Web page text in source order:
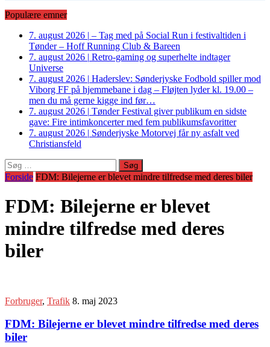
Populære emner
7. august 2026 | – Tag med på Social Run i festivaltiden i
Tønder – Hoff Running Club & Bareen
7. august 2026 | Retro-gaming og superhelte indtager
Universe
7. august 2026 | Haderslev: Sønderjyske Fodbold spiller mod
Viborg FF på hjemmebane i dag – Fløjten lyder kl. 19.00 –
men du må gerne kigge ind før…
7. august 2026 | Tønder Festival giver publikum en sidste
gave: Fire intimkoncerter med fem publikumsfavoritter
7. august 2026 | Sønderjyske Motorvej får ny asfalt ved
Christiansfeld
Søg
efter:
Forside FDM: Bilejerne er blevet mindre tilfredse med deres biler
FDM: Bilejerne er blevet
mindre tilfredse med deres
biler
Forbruger, Trafik 8. maj 2023
FDM: Bilejerne er blevet mindre tilfredse med deres
biler